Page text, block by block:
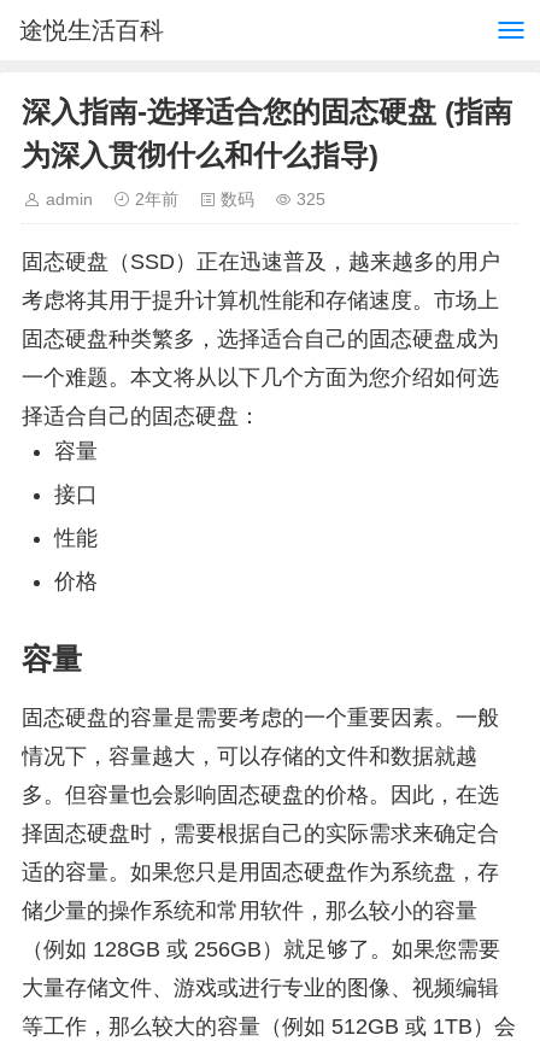
途悦生活百科
深入指南-选择适合您的固态硬盘 (指南
为深入贯彻什么和什么指导)
admin 2年前 数码 325
固态硬盘（SSD）正在迅速普及，越来越多的用户
考虑将其用于提升计算机性能和存储速度。市场上
固态硬盘种类繁多，选择适合自己的固态硬盘成为
一个难题。本文将从以下几个方面为您介绍如何选
择适合自己的固态硬盘：
容量
接口
性能
价格
容量
固态硬盘的容量是需要考虑的一个重要因素。一般
情况下，容量越大，可以存储的文件和数据就越
多。但容量也会影响固态硬盘的价格。因此，在选
择固态硬盘时，需要根据自己的实际需求来确定合
适的容量。如果您只是用固态硬盘作为系统盘，存
储少量的操作系统和常用软件，那么较小的容量
（例如 128GB 或 256GB）就足够了。如果您需要
大量存储文件、游戏或进行专业的图像、视频编辑
等工作，那么较大的容量（例如 512GB 或 1TB）会